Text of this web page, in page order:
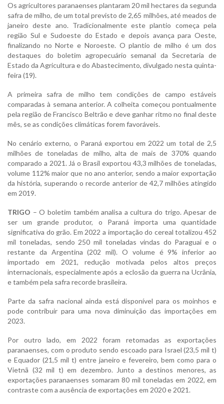
Os agricultores paranaenses plantaram 20 mil hectares da segunda
safra de milho, de um total previsto de 2,65 milhões, até meados de
janeiro deste ano. Tradicionalmente este plantio começa pela
região Sul e Sudoeste do Estado e depois avança para Oeste,
finalizando no Norte e Noroeste. O plantio de milho é um dos
destaques do boletim agropecuário semanal da Secretaria de
Estado da Agricultura e do Abastecimento, divulgado nesta quinta-
feira (19).
A primeira safra de milho tem condições de campo estáveis
comparadas à semana anterior. A colheita começou pontualmente
pela região de Francisco Beltrão e deve ganhar ritmo no final deste
mês, se as condições climáticas forem favoráveis.
No cenário externo, o Paraná exportou em 2022 um total de 2,5
milhões de toneladas de milho, alta de mais de 370% quando
comparado a 2021. Já o Brasil exportou 43,3 milhões de toneladas,
volume 112% maior que no ano anterior, sendo a maior exportação
da história, superando o recorde anterior de 42,7 milhões atingido
em 2019.
TRIGO – O boletim também analisa a cultura do trigo. Apesar de
ser um grande produtor, o Paraná importa uma quantidade
significativa do grão. Em 2022 a importação do cereal totalizou 452
mil toneladas, sendo 250 mil toneladas vindas do Paraguai e o
restante da Argentina (202 mil). O volume é 9% inferior ao
importado em 2021, redução motivada pelos altos preços
internacionais, especialmente após a eclosão da guerra na Ucrânia,
e também pela safra recorde brasileira.
Parte da safra nacional ainda está disponível para os moinhos e
pode contribuir para uma nova diminuição das importações em
2023.
Por outro lado, em 2022 foram retomadas as exportações
paranaenses, com o produto sendo escoado para Israel (23,5 mil t)
e Equador (21,5 mil t) entre janeiro e fevereiro, bem como para o
Vietnã (32 mil t) em dezembro. Junto a destinos menores, as
exportações paranaenses somaram 80 mil toneladas em 2022, em
contraste com a ausência de exportações em 2020 e 2021.